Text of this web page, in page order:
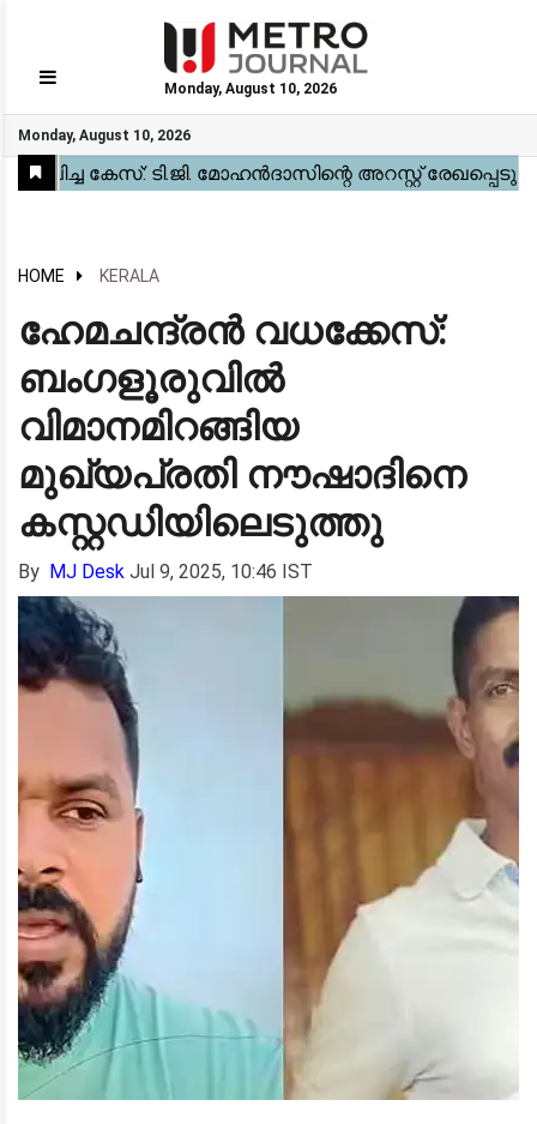
Monday, August 10, 2026
Monday, August 10, 2026
GO
Home
Kerala
National
Gulf
World
Sports
Movies
Health
Automobile
Travel
Education
Novel
Business
Technology
Webstory
HOME KERALA
ഹേമചന്ദ്രൻ വധക്കേസ്:
ബംഗളൂരുവിൽ
വിമാനമിറങ്ങിയ
മുഖ്യപ്രതി നൗഷാദിനെ
കസ്റ്റഡിയിലെടുത്തു
By MJ Desk Jul 9, 2025, 10:46 IST